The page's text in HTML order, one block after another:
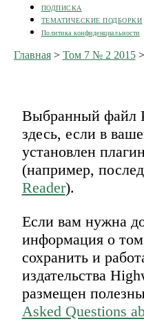
ПОДПИСКА
ТЕМАТИЧЕСКИЕ ПОДБОРКИ
Политика конфиденциальности
Главная> Том 7 № 2 2015
Выбранный файл
здесь, если в
установлен
(например,
Reader).
Если вам нужна
информация о
сохранить и
издательства
размещен
Asked Questions